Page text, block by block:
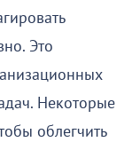
Это
Некоторые
облегчить